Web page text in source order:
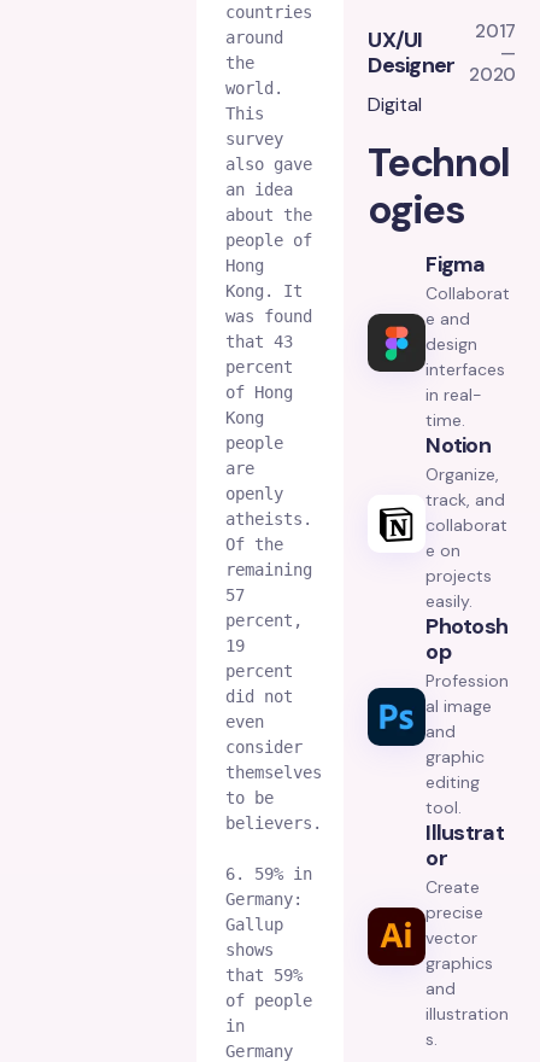
countries
around
the
world.
This
survey
also gave
an idea
about the
people of
Hong
Kong. It
was found
that 43
percent
of Hong
Kong
people
are
openly
atheists.
Of the
remaining
57
percent,
19
percent
did not
even
consider
themselves
to be
believers.
6. 59% in
Germany:
Gallup
shows
that 59%
of people
in
Germany
UX/UI
Designer
2017
—
2020
Digital
Technol
ogies
Figma
Collaborat
e and
design
interfaces
in real-
time.
Notion
Organize,
track, and
collaborat
e on
projects
easily.
Photosh
Op
Profession
al image
and
graphic
editing
tool.
Illustrat
Or
Create
precise
vector
graphics
and
illustration
s.